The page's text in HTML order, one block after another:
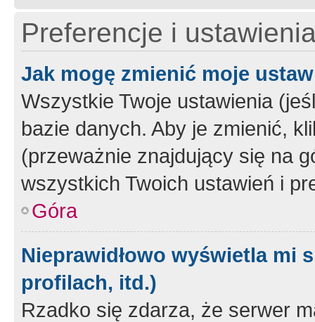
Preferencje i
Jak mogę zmienić moje
Wszystkie Twoje ustawienia
bazie danych. Aby je zmienić,
(przeważnie znajdujący się na
wszystkich Twoich ustawień i
Góra
Nieprawidłowo wyświetla mi
profilach, itd.)
Rzadko się zdarza, że serwer